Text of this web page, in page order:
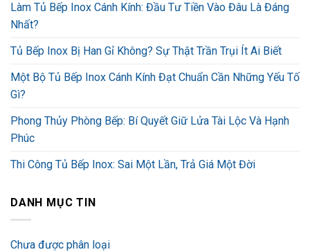
Làm Tủ Bếp Inox Cánh Kính: Đầu Tư Tiền Vào Đâu Là Đáng
Nhất?
Tủ Bếp Inox Bị Han Gỉ Không? Sự Thật Trần Trụi Ít Ai Biết
Một Bộ Tủ Bếp Inox Cánh Kính Đạt Chuẩn Cần Những Yếu Tố
Gì?
Phong Thủy Phòng Bếp: Bí Quyết Giữ Lửa Tài Lộc Và Hạnh
Phúc
Thi Công Tủ Bếp Inox: Sai Một Lần, Trả Giá Một Đời
DANH MỤC TIN
Chưa được phân loại